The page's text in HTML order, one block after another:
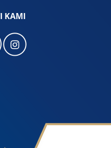
KAMI